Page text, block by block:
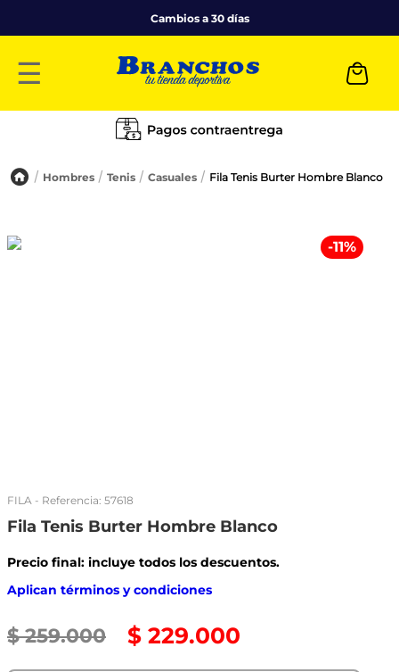
Cambios a 30 días
☰
Hombres Tenis Casuales Fila Tenis Burter Hombre Blanco
-11%
FILA - Referencia: 57618
Fila Tenis Burter Hombre Blanco
Precio final: incluye todos los descuentos.
Aplican términos y condiciones
$ 259.000 $ 229.000